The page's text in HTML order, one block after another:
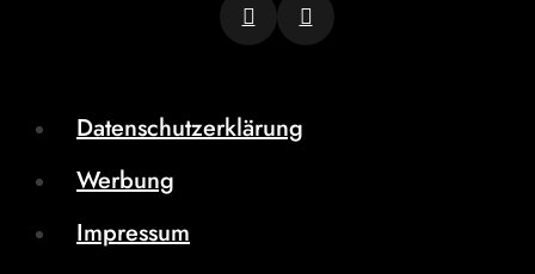
Datenschutzerklärung
Werbung
Impressum